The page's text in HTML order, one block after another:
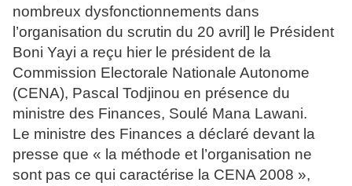
nombreux dysfonctionnements dans
l’organisation du scrutin du 20 avril] le Président
Boni Yayi a reçu hier le président de la
Commission Electorale Nationale Autonome
(CENA), Pascal Todjinou en présence du
ministre des Finances, Soulé Mana Lawani.
Le ministre des Finances a déclaré devant la
presse que « la méthode et l’organisation ne
sont pas ce qui caractérise la CENA 2008 »,